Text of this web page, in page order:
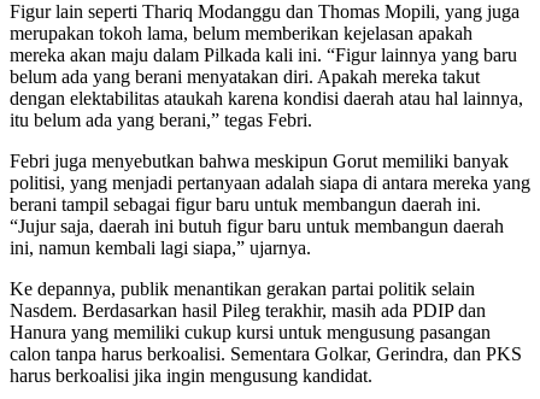
Figur lain seperti Thariq Modanggu dan Thomas Mopili, yang juga
merupakan tokoh lama, belum memberikan kejelasan apakah
mereka akan maju dalam Pilkada kali ini. “Figur lainnya yang baru
belum ada yang berani menyatakan diri. Apakah mereka takut
dengan elektabilitas ataukah karena kondisi daerah atau hal lainnya,
itu belum ada yang berani,” tegas Febri.
Febri juga menyebutkan bahwa meskipun Gorut memiliki banyak
politisi, yang menjadi pertanyaan adalah siapa di antara mereka yang
berani tampil sebagai figur baru untuk membangun daerah ini.
“Jujur saja, daerah ini butuh figur baru untuk membangun daerah
ini, namun kembali lagi siapa,” ujarnya.
Ke depannya, publik menantikan gerakan partai politik selain
Nasdem. Berdasarkan hasil Pileg terakhir, masih ada PDIP dan
Hanura yang memiliki cukup kursi untuk mengusung pasangan
calon tanpa harus berkoalisi. Sementara Golkar, Gerindra, dan PKS
harus berkoalisi jika ingin mengusung kandidat.